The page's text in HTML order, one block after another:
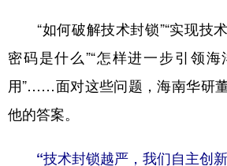
English Español
Русский язык 日本
Deutsch Português
“如何破解技术封锁”“实现技
密码是什么”“怎样进一步引领海
用”……面对这些问题，海南华研
他的答案。
“技术封锁越严，我们自主创